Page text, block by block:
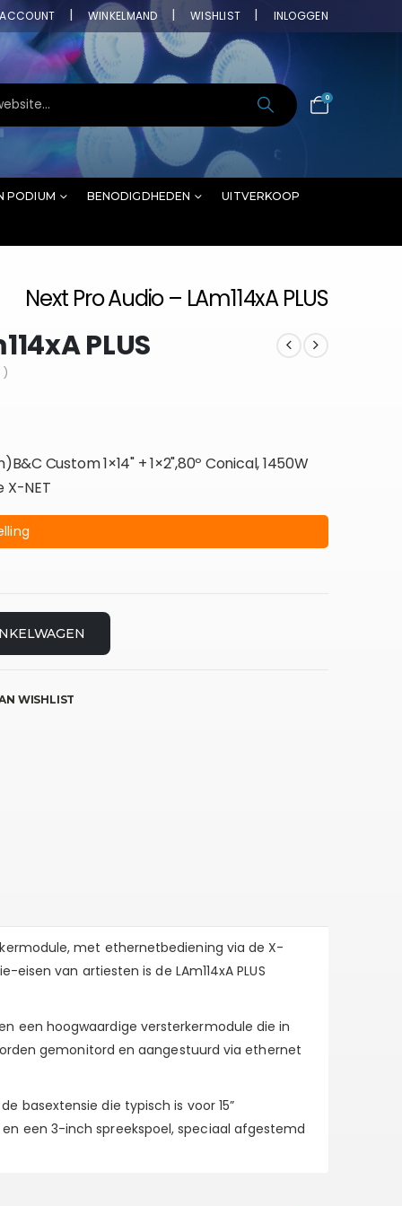
ACCOUNT WINKELMAND WISHLIST INLOGGEN
0
PODIUM BENODIGDHEDEN UITVERKOOP
Next Pro Audio – LAm114xA PLUS
PLUS
)
Custom 1×14" + 1×2",80º Conical, 1450W
NET
WISHLIST
met ethernetbediening via de X-
van artiesten is de LAm114xA PLUS
een hoogwaardige versterkermodule die in
gemonitord en aangestuurd via ethernet
basextensie die typisch is voor 15”
een 3-inch spreekspoel, speciaal afgestemd